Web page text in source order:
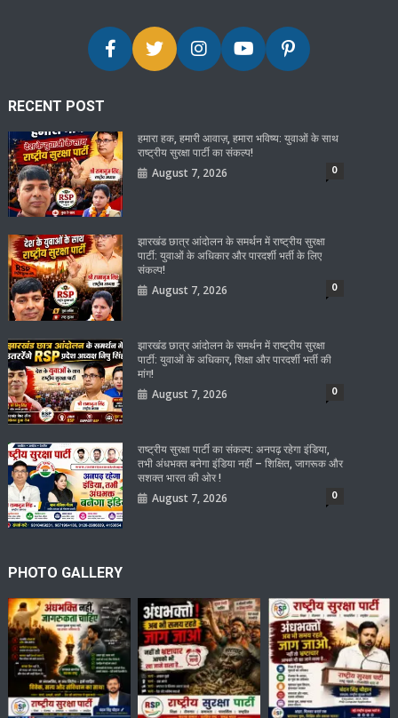
RECENT POST
हमारा हक, हमारी आवाज़, हमारा भविष्य: युवाओं के साथ
राष्ट्रीय सुरक्षा पार्टी का संकल्प!
August 7, 2026 0
झारखंड छात्र आंदोलन के समर्थन में राष्ट्रीय सुरक्षा
पार्टी: युवाओं के अधिकार और पारदर्शी भर्ती के लिए
संकल्प!
August 7, 2026 0
झारखंड छात्र आंदोलन के समर्थन में राष्ट्रीय सुरक्षा
पार्टी: युवाओं के अधिकार, शिक्षा और पारदर्शी भर्ती की
मांग!
August 7, 2026 0
राष्ट्रीय सुरक्षा पार्टी का संकल्प: अनपढ़ रहेगा इंडिया,
तभी अंधभक्त बनेगा इंडिया नहीं – शिक्षित, जागरूक और
सशक्त भारत की ओर !
August 7, 2026 0
PHOTO GALLERY